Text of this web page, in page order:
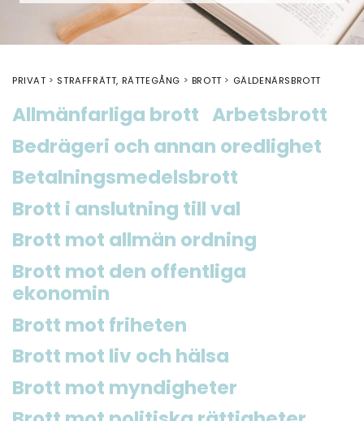
PRIVAT STRAFFRÄTT, RÄTTEGÅNG BROTT GÄLDENÄRSBROTT
Allmänfarliga brott Arbetsbrott
Bedrägeri och annan oredlighet
Betalningsmedelsbrott
Brott i anslutning till val
Brott mot allmän ordning
Brott mot den offentliga
ekonomin
Brott mot friheten
Brott mot liv och hälsa
Brott mot myndigheter